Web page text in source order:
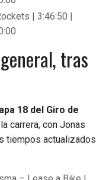
| 3:46:50 |
tras
18 del Giro de
carrera, con Jonas
tiempos actualizados